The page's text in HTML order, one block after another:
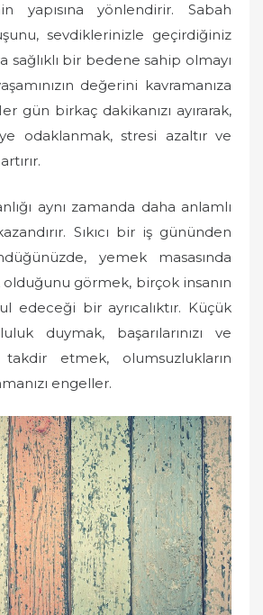
yapısına yönlendirir. Sabah
sevdiklerinizle geçirdiğiniz
sağlıklı bir bedene sahip olmayı
değerini kavramanıza
gün birkaç dakikanızı ayırarak,
odaklanmak, stresi azaltır ve
aynı zamanda daha anlamlı
Sıkıcı bir iş gününden
yemek masasında
olduğunu görmek, birçok insanın
edeceği bir ayrıcalıktır. Küçük
duymak, başarılarınızı ve
takdir etmek, olumsuzlukların
engeller.